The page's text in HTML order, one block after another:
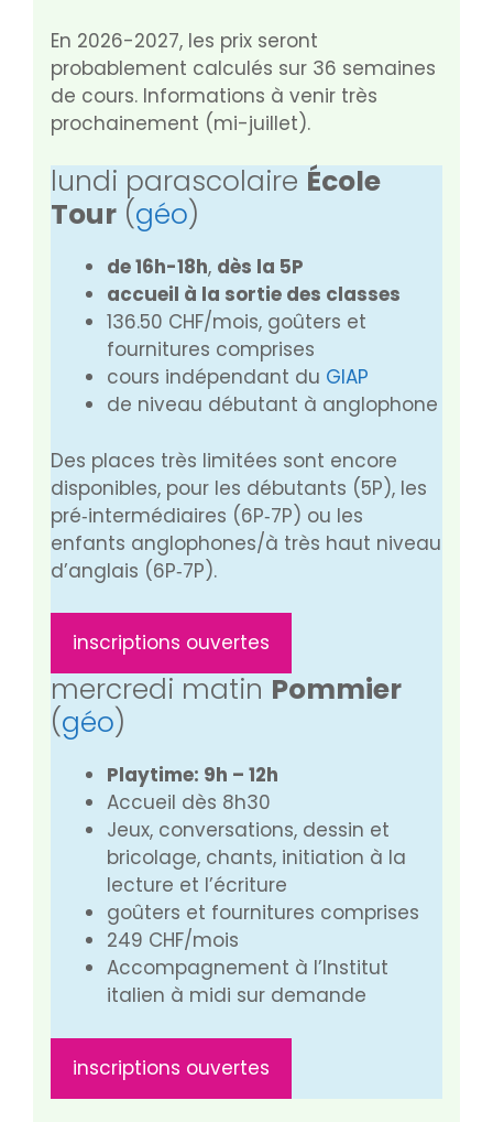
En 2026-2027, les prix seront
probablement calculés sur 36 semaines
de cours. Informations à venir très
prochainement (mi-juillet).
lundi parascolaire École
Tour (géo)
de16h-18h, dès la 5P
accueil à la sortie des classes
136.50 CHF/mois, goûters et
fournitures comprises
cours indépendant du GIAP
de niveau débutant à anglophone
Des places très limitées sont encore
disponibles, pour les débutants (5P), les
pré‑intermédiaires (6P‑7P) ou les
enfants anglophones/à très haut niveau
d’anglais (6P‑7P).
inscriptions ouvertes
mercredi matin Pommier
(géo)
Playtime: 9h – 12h
Accueil dès 8h30
Jeux, conversations, dessin et
bricolage, chants, initiation à la
lecture et l’écriture
goûters et fournitures comprises
249 CHF/mois
Accompagnement à l’Institut
italien à midi sur demande
inscriptions ouvertes